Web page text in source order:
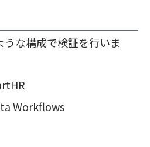
な構成で検証を行いま
Workflows